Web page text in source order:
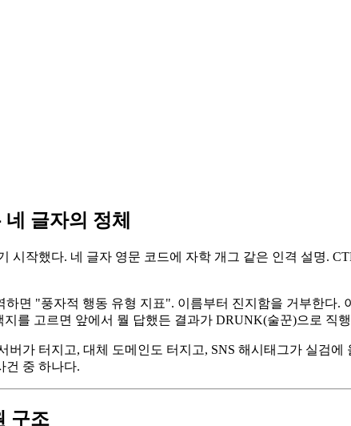
글자의 정체
시작했다. 네 글자 영문 코드에 자학 개그 같은 인격 설명.
하면 "풍자적 행동 유형 지표". 이름부터 진지함을 거부한다.
를 고르면 앞에서 뭘 답했든 결과가 DRUNK(술꾼)으로 직
가 터지고, 대체 도메인도 터지고, SNS 해시태그가 실검
건 중 하나다.
구조